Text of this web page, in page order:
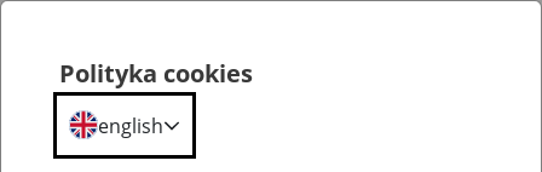
Polityka cookies
english